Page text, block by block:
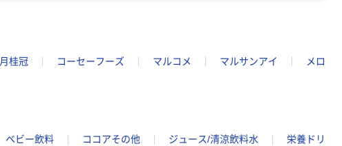
月桂冠 コーセーフーズ マルコメ マルサンアイ
メロ
ベビー飲料 ココアその他 ジュース/清涼飲料水
栄養ドリ